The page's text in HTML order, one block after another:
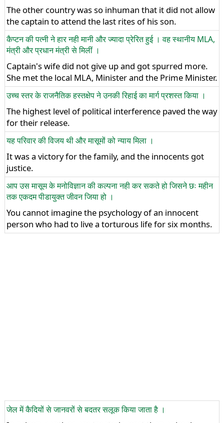
The other country was so inhuman that it did not allow
the captain to attend the last rites of his son.
कैप्टन की पत्नी ने हार नही मानी और ज्यादा प्रेरित हुई । वह स्थानीय MLA,
मंत्री और प्रधान मंत्री से मिलीं ।
Captain's wife did not give up and got spurred more.
She met the local MLA, Minister and the Prime Minister.
उच्च स्तर के राजनैतिक हस्तक्षेप ने उनकी रिहाई का मार्ग प्रशस्त किया ।
The highest level of political interference paved the way
for their release.
यह परिवार की विजय थी और मासूमों को न्याय मिला ।
It was a victory for the family, and the innocents got
justice.
आप उस मासूम के मनोविज्ञान की कल्पना नही कर सकते हो जिसने छः महीन
तक एकदम पीडायुक्त जीवन जिया हो ।
You cannot imagine the psychology of an innocent
person who had to live a torturous life for six months.
जेल में कैदियों से जानवरों से बदतर सलूक किया जाता है ।